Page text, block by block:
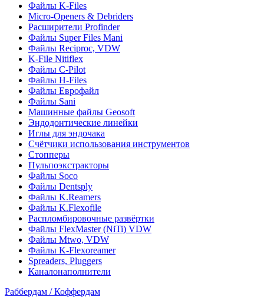
Файлы K-Files
Micro-Openers & Debriders
Расширители Profinder
Файлы Super Files Mani
Файлы Reciproc, VDW
K-File Nitiflex
Файлы C-Pilot
Файлы H-Files
Файлы Еврофайл
Файлы Sani
Машинные файлы Geosoft
Эндодонтические линейки
Иглы для эндочака
Счётчики использования инструментов
Стопперы
Пульпоэкстракторы
Файлы Soco
Файлы Dentsply
Файлы K.Reamers
Файлы K.Flexofile
Распломбировочные развёртки
Файлы FlexMaster (NiTi) VDW
Файлы Mtwo, VDW
Файлы K-Flexoreamer
Spreaders, Pluggers
Каналонаполнители
Раббердам / Коффердам